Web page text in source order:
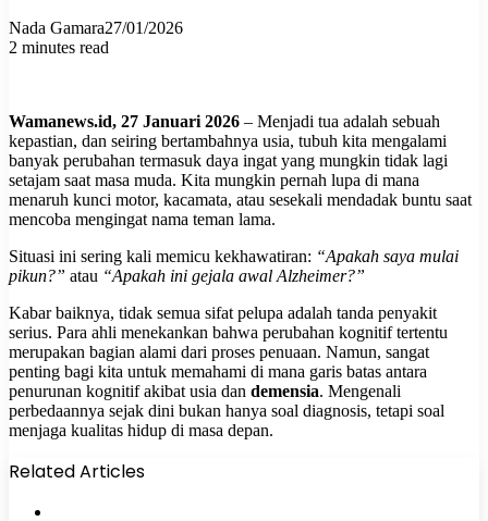
Nada Gamara27/01/2026
2 minutes read
Wamanews.id, 27 Januari 2026 – Menjadi tua adalah sebuah
kepastian, dan seiring bertambahnya usia, tubuh kita mengalami
banyak perubahan termasuk daya ingat yang mungkin tidak lagi
setajam saat masa muda. Kita mungkin pernah lupa di mana
menaruh kunci motor, kacamata, atau sesekali mendadak buntu saat
mencoba mengingat nama teman lama.
Situasi ini sering kali memicu kekhawatiran: “Apakah saya mulai
pikun?” atau “Apakah ini gejala awal Alzheimer?”
Kabar baiknya, tidak semua sifat pelupa adalah tanda penyakit
serius. Para ahli menekankan bahwa perubahan kognitif tertentu
merupakan bagian alami dari proses penuaan. Namun, sangat
penting bagi kita untuk memahami di mana garis batas antara
penurunan kognitif akibat usia dan demensia. Mengenali
perbedaannya sejak dini bukan hanya soal diagnosis, tetapi soal
menjaga kualitas hidup di masa depan.
Related Articles